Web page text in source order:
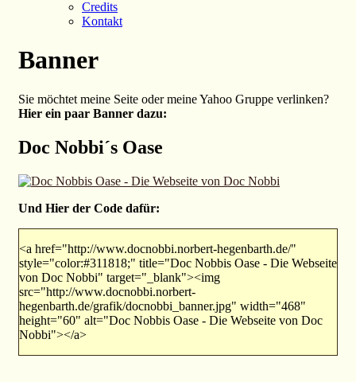
Credits
Kontakt
Banner
Sie möchtet meine Seite oder meine Yahoo Gruppe verlinken?
Hier ein paar Banner dazu:
Doc Nobbi´s Oase
Und Hier der Code dafür:
<a href="http://www.docnobbi.norbert-hegenbarth.de/"
style="color:#311818;" title="Doc Nobbis Oase - Die Webseite
von Doc Nobbi" target="_blank"><img
src="http://www.docnobbi.norbert-
hegenbarth.de/grafik/docnobbi_banner.jpg" width="468"
height="60" alt="Doc Nobbis Oase - Die Webseite von Doc
Nobbi"></a>